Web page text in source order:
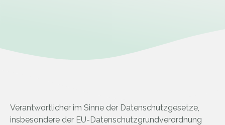
Verantwortlicher im Sinne der Datenschutzgesetze,
insbesondere der EU-Datenschutzgrundverordnung